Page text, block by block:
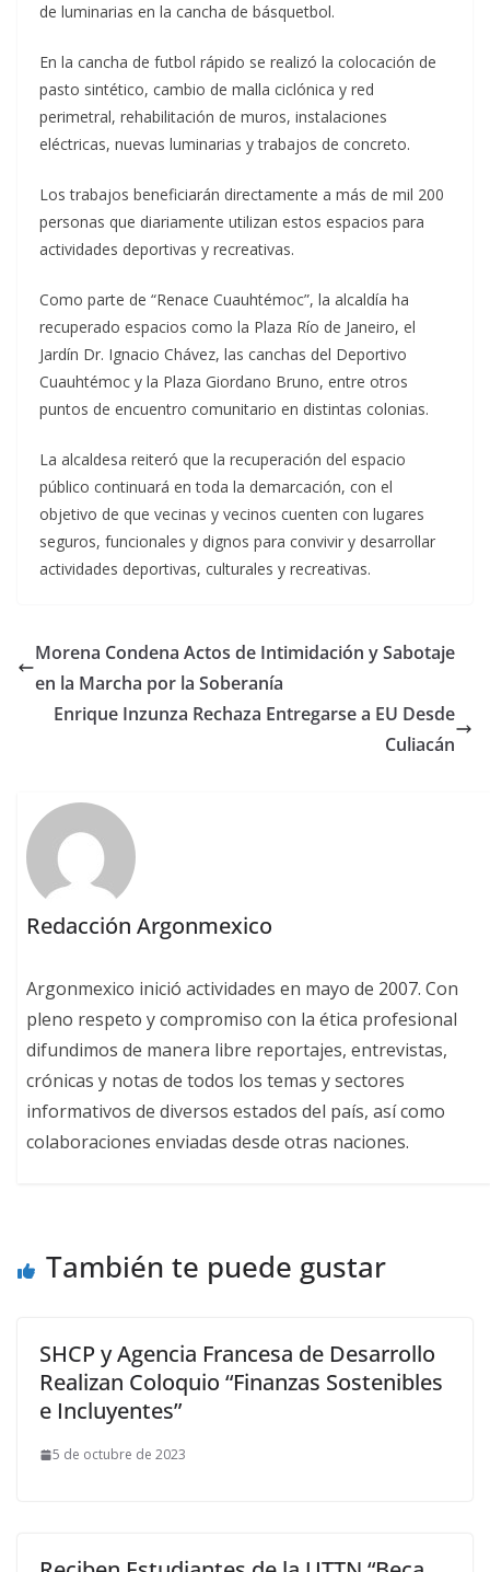
de luminarias en la cancha de básquetbol.
En la cancha de futbol rápido se realizó la colocación de
pasto sintético, cambio de malla ciclónica y red
perimetral, rehabilitación de muros, instalaciones
eléctricas, nuevas luminarias y trabajos de concreto.
Los trabajos beneficiarán directamente a más de mil 200
personas que diariamente utilizan estos espacios para
actividades deportivas y recreativas.
Como parte de “Renace Cuauhtémoc”, la alcaldía ha
recuperado espacios como la Plaza Río de Janeiro, el
Jardín Dr. Ignacio Chávez, las canchas del Deportivo
Cuauhtémoc y la Plaza Giordano Bruno, entre otros
puntos de encuentro comunitario en distintas colonias.
La alcaldesa reiteró que la recuperación del espacio
público continuará en toda la demarcación, con el
objetivo de que vecinas y vecinos cuenten con lugares
seguros, funcionales y dignos para convivir y desarrollar
actividades deportivas, culturales y recreativas.
Morena Condena Actos de Intimidación y Sabotaje
en la Marcha por la Soberanía
Enrique Inzunza Rechaza Entregarse a EU Desde
Culiacán
Redacción Argonmexico
Argonmexico inició actividades en mayo de 2007. Con
pleno respeto y compromiso con la ética profesional
difundimos de manera libre reportajes, entrevistas,
crónicas y notas de todos los temas y sectores
informativos de diversos estados del país, así como
colaboraciones enviadas desde otras naciones.
También te puede gustar
SHCP y Agencia Francesa de Desarrollo
Realizan Coloquio “Finanzas Sostenibles
e Incluyentes”
5 de octubre de 2023